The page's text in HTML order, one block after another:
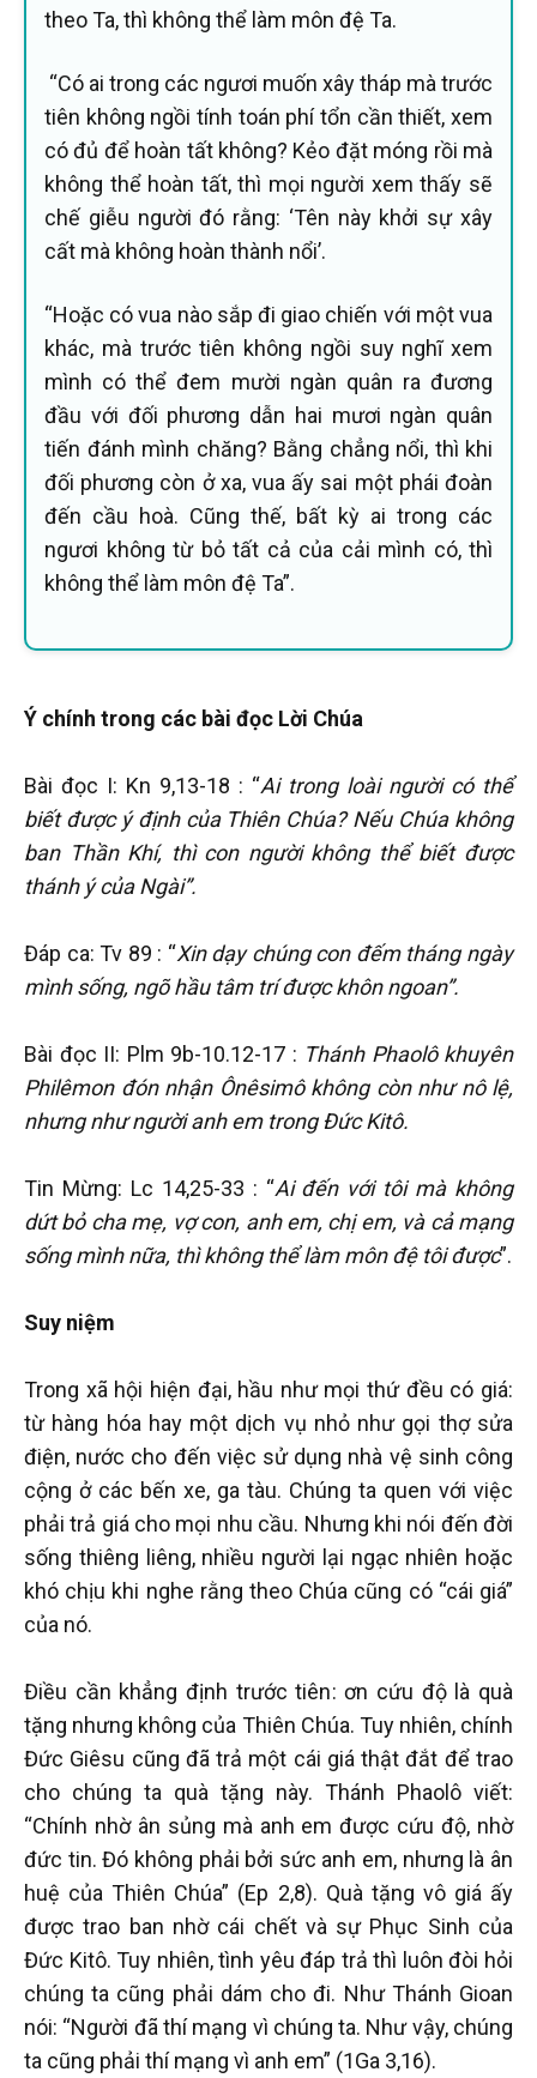
theo Ta, thì không thể làm môn đệ Ta.
“Có ai trong các ngươi muốn xây tháp mà trước
tiên không ngồi tính toán phí tổn cần thiết, xem
có đủ để hoàn tất không? Kẻo đặt móng rồi mà
không thể hoàn tất, thì mọi người xem thấy sẽ
chế giễu người đó rằng: ‘Tên này khởi sự xây
cất mà không hoàn thành nổi’.
“Hoặc có vua nào sắp đi giao chiến với một vua
khác, mà trước tiên không ngồi suy nghĩ xem
mình có thể đem mười ngàn quân ra đương
đầu với đối phương dẫn hai mươi ngàn quân
tiến đánh mình chăng? Bằng chẳng nổi, thì khi
đối phương còn ở xa, vua ấy sai một phái đoàn
đến cầu hoà. Cũng thế, bất kỳ ai trong các
ngươi không từ bỏ tất cả của cải mình có, thì
không thể làm môn đệ Ta”.
Ý chính trong các bài đọc Lời Chúa
Bài đọc I: Kn 9,13-18 : “Ai trong loài người có thể
biết được ý định của Thiên Chúa? Nếu Chúa không
ban Thần Khí, thì con người không thể biết được
thánh ý của Ngài”.
Đáp ca: Tv 89 : “Xin dạy chúng con đếm tháng ngày
mình sống, ngõ hầu tâm trí được khôn ngoan”.
Bài đọc II: Plm 9b-10.12-17 : Thánh Phaolô khuyên
Philêmon đón nhận Ônêsimô không còn như nô lệ,
nhưng như người anh em trong Đức Kitô.
Tin Mừng: Lc 14,25-33 : “Ai đến với tôi mà không
dứt bỏ cha mẹ, vợ con, anh em, chị em, và cả mạng
sống mình nữa, thì không thể làm môn đệ tôi được”.
Suy niệm
Trong xã hội hiện đại, hầu như mọi thứ đều có giá:
từ hàng hóa hay một dịch vụ nhỏ như gọi thợ sửa
điện, nước cho đến việc sử dụng nhà vệ sinh công
cộng ở các bến xe, ga tàu. Chúng ta quen với việc
phải trả giá cho mọi nhu cầu. Nhưng khi nói đến đời
sống thiêng liêng, nhiều người lại ngạc nhiên hoặc
khó chịu khi nghe rằng theo Chúa cũng có “cái giá”
của nó.
Điều cần khẳng định trước tiên: ơn cứu độ là quà
tặng nhưng không của Thiên Chúa. Tuy nhiên, chính
Đức Giêsu cũng đã trả một cái giá thật đắt để trao
cho chúng ta quà tặng này. Thánh Phaolô viết:
“Chính nhờ ân sủng mà anh em được cứu độ, nhờ
đức tin. Đó không phải bởi sức anh em, nhưng là ân
huệ của Thiên Chúa” (Ep 2,8). Quà tặng vô giá ấy
được trao ban nhờ cái chết và sự Phục Sinh của
Đức Kitô. Tuy nhiên, tình yêu đáp trả thì luôn đòi hỏi
chúng ta cũng phải dám cho đi. Như Thánh Gioan
nói: “Người đã thí mạng vì chúng ta. Như vậy, chúng
ta cũng phải thí mạng vì anh em” (1Ga 3,16).